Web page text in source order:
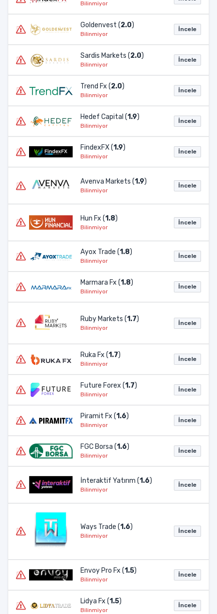
Bilinmiyor
Goldenvest (2.0)
Bilinmiyor
İncele
Sardis Markets (2.0)
Bilinmiyor
İncele
Trend Fx (2.0)
Bilinmiyor
İncele
Hedef Capital (1.9)
Bilinmiyor
İncele
FindexFX (1.9)
Bilinmiyor
İncele
Avenva Markets (1.9)
Bilinmiyor
İncele
Hun Fx (1.8)
Bilinmiyor
İncele
Ayox Trade (1.8)
Bilinmiyor
İncele
Marmara Fx (1.8)
Bilinmiyor
İncele
Ruby Markets (1.7)
Bilinmiyor
İncele
Ruka Fx (1.7)
Bilinmiyor
İncele
Future Forex (1.7)
Bilinmiyor
İncele
Piramit Fx (1.6)
Bilinmiyor
İncele
FGC Borsa (1.6)
Bilinmiyor
İncele
İnteraktif Yatırım (1.6)
Bilinmiyor
İncele
Ways Trade (1.6)
Bilinmiyor
İncele
Envoy Pro Fx (1.5)
Bilinmiyor
İncele
Lidya Fx (1.5)
Bilinmiyor
İncele